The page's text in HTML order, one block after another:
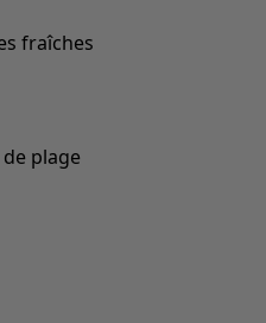
fraîches
plage